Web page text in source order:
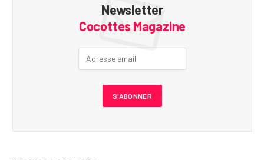
Newsletter
Cocottes Magazine